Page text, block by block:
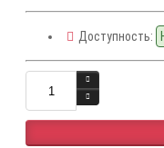
Доступность: